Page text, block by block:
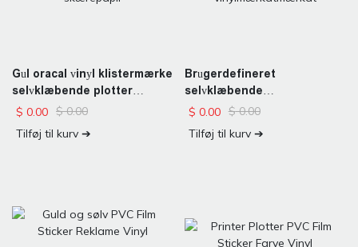
Gul oracal vinyl klistermærke
selvklæbende plotter
skærepapir
$ 0.00 $0.00
Tilføj til kurv ➔
Brugerdefineret
selvklæbende
vinylmærkatmærkat
$ 0.00 $0.00
Tilføj til kurv ➔